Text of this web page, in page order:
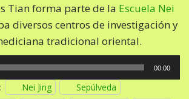
Tian forma parte de la Escuela Nei
diversos centros de investigación y
tradicional oriental.
00:00
Nei Jing
Sepúlveda